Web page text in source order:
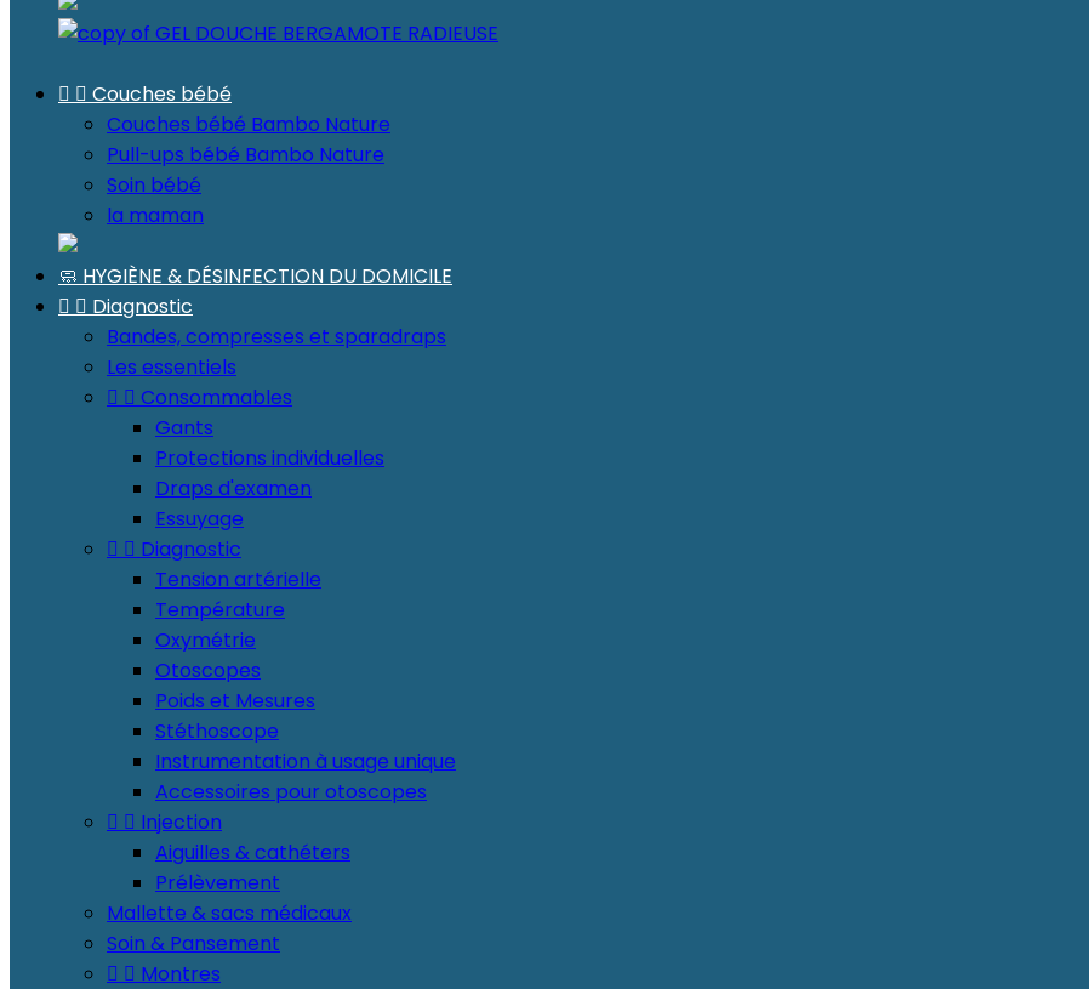
  Couches bébé
Couches bébé Bambo Nature
Pull-ups bébé Bambo Nature
Soin bébé
la maman
🧼 HYGIÈNE & DÉSINFECTION DU DOMICILE
  Diagnostic
Bandes, compresses et sparadraps
Les essentiels
  Consommables
Gants
Protections individuelles
Draps d'examen
Essuyage
  Diagnostic
Tension artérielle
Température
Oxymétrie
Otoscopes
Poids et Mesures
Stéthoscope
Instrumentation à usage unique
Accessoires pour otoscopes
  Injection
Aiguilles & cathéters
Prélèvement
Mallette & sacs médicaux
Soin & Pansement
  Montres